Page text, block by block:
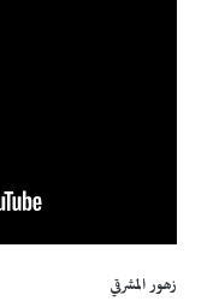
زهور المشرقي